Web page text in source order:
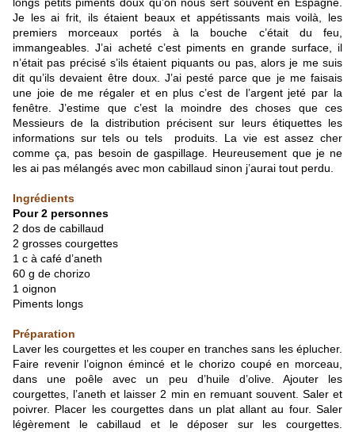
Je les ai frit, ils étaient beaux et appétissants mais voilà, les
premiers morceaux portés à la bouche c’était du feu,
immangeables. J’ai acheté c’est piments en grande surface, il
n’était pas précisé s’ils étaient piquants ou pas, alors je me suis
dit qu’ils devaient être doux. J’ai pesté parce que je me faisais
une joie de me régaler et en plus c’est de l’argent jeté par la
fenêtre. J’estime que c’est la moindre des choses que ces
Messieurs de la distribution précisent sur leurs étiquettes les
informations sur tels ou tels produits. La vie est assez cher
comme ça, pas besoin de gaspillage. Heureusement que je ne
les ai pas mélangés avec mon cabillaud sinon j’aurai tout perdu.
Ingrédients
Pour 2 personnes
2 dos de cabillaud
2 grosses courgettes
1 c à café d’aneth
60 g de chorizo
1 oignon
Piments longs
Préparation
Laver les courgettes et les couper en tranches sans les éplucher.
Faire revenir l’oignon émincé et le chorizo coupé en morceau,
dans une poêle avec un peu d’huile d’olive. Ajouter les
courgettes, l’aneth et laisser 2 min en remuant souvent. Saler et
poivrer. Placer les courgettes dans un plat allant au four. Saler
légèrement le cabillaud et le déposer sur les courgettes.